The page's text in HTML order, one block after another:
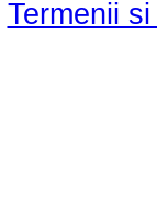
Termenii